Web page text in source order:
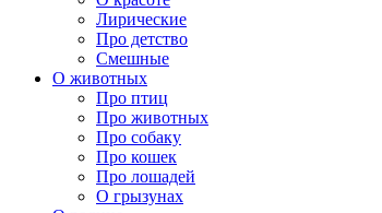
Лирические
Про детство
Смешные
О животных
Про птиц
Про животных
Про собаку
Про кошек
Про лошадей
О грызунах